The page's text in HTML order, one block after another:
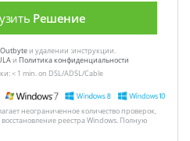
Решение
Outbyteи удалении :инструкции.
и Политика конфиденциальности
< 1 min. on DSL/ADSL/Cable
неограниченное количество проверок,
реестра Windows. Полную